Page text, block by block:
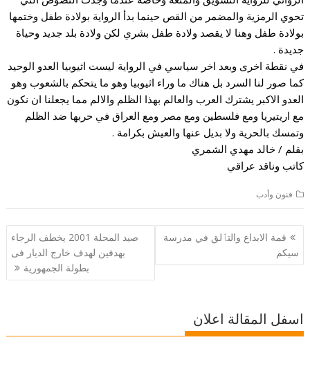
تحوي الرمزية والمضمر من القص حينما بدأ الرواية بولادة طفل وختمها
بولادة طفل وهنا لا يقصد ولادة طفل بشري لكن ولادة بلد جديد وحياة
جديدة .
في نقطة اخرى وبعد اخر سياسي في الرواية ليست اثيوبيا العدو الوحيد
كما صور لنا السرد بل هناك ما وراء اثيوبيا وهو ما يتحكم بالشعوب وهو
العدو الاكبر يشترك العرب والعالم بهذا الظلم والالم مما يجعلنا ان نكون
مع اريتيريا ومع فلسطين ومع مصر ومع العراق في حربها ضد الظلم
وتمسك بالحرية ولا بديل عنها والعيش بكرامة .
بقلم / خالد مهدي الشمري
كاتب وناقد عراقي
فنون وأدب
تصفّح
المقالات
قمة الابداع والتٱلق في مدرسة
سيكم
صيد المحلة 2001 يخطف الرجاء
بهدفين لهدف خارج الديار فى
بطولة الجمهورية
اسفل المقالة اعلان